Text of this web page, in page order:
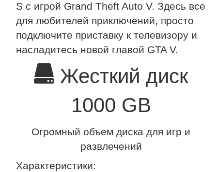
S с игрой Grand Theft Auto V. Здесь все
для любителей приключений, просто
подключите приставку к телевизору и
насладитесь новой главой GTA V.
Жесткий диск
1000 GB
Огромный объем диска для игр и
развлечений
Характеристики: